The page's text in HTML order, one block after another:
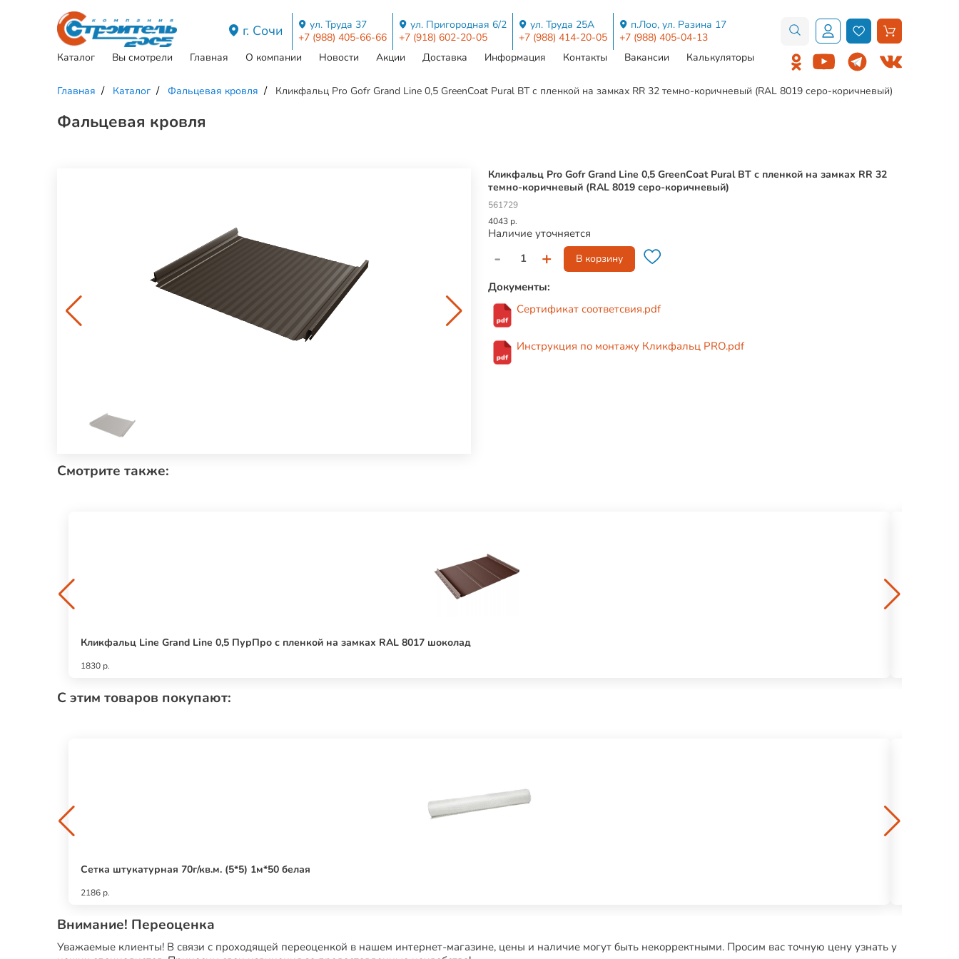
г. Сочи
ул. Труда 37
+7 (988) 405-66-66
ул. Пригородная 6/2
+7 (918) 602-20-05
ул. Труда 25А
+7 (988) 414-20-05
п.Лоо, ул. Разина 17
+7 (988) 405-04-13
Каталог
Вы смотрели Главная О компании Новости Акции Доставка Информация Контакты Вакансии Калькуляторы
Главная Каталог Фальцевая кровля Кликфальц Pro Gofr Grand Line 0,5 GreenCoat Pural BT с пленкой на замках RR 32 темно-коричневый (RAL 8019 серо-коричневый)
Фальцевая кровля
Кликфальц Pro Gofr Grand Line 0,5 GreenCoat Pural BT с пленкой на замках RR 32
темно-коричневый (RAL 8019 серо-коричневый)
561729
4043 р.
Наличие уточняется
- + В корзину
Документы:
Сертификат соответсвия.pdf
Инструкция по монтажу Кликфальц PRO.pdf
Смотрите также:
Кликфальц Line Grand Line 0,5 ПурПро с пленкой на замках RAL 8017 шоколад
1830 р.
С этим товаров покупают:
Сетка штукатурная 70г/кв.м. (5*5) 1м*50 белая
2186 р.
Внимание! Переоценка
Уважаемые клиенты! В связи с проходящей переоценкой в нашем интернет-магазине, цены и наличие могут быть некорректными. Просим вас точную цену узнать у